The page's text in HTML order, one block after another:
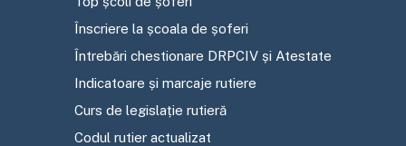
Înscriere la școala de șoferi
Întrebări chestionare DRPCIV și Atestate
Indicatoare și marcaje rutiere
Curs de legislație rutieră
Codul rutier actualizat